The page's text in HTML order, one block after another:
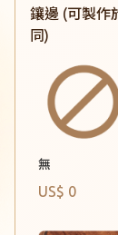
鑲邊 (可製作
同)
無
US$ 0